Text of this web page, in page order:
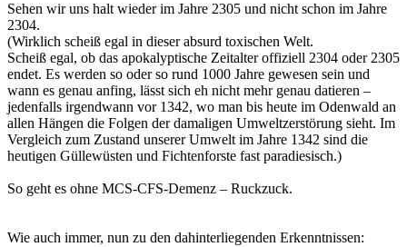
Sehen wir uns halt wieder im Jahre 2305 und nicht schon im Jahre
2304.
(Wirklich scheiß egal in dieser absurd toxischen Welt.
Scheiß egal, ob das apokalyptische Zeitalter offiziell 2304 oder 2305
endet. Es werden so oder so rund 1000 Jahre gewesen sein und
wann es genau anfing, lässt sich eh nicht mehr genau datieren –
jedenfalls irgendwann vor 1342, wo man bis heute im Odenwald an
allen Hängen die Folgen der damaligen Umweltzerstörung sieht. Im
Vergleich zum Zustand unserer Umwelt im Jahre 1342 sind die
heutigen Güllewüsten und Fichtenforste fast paradiesisch.)
So geht es ohne MCS-CFS-Demenz – Ruckzuck.
Wie auch immer, nun zu den dahinterliegenden Erkenntnissen: